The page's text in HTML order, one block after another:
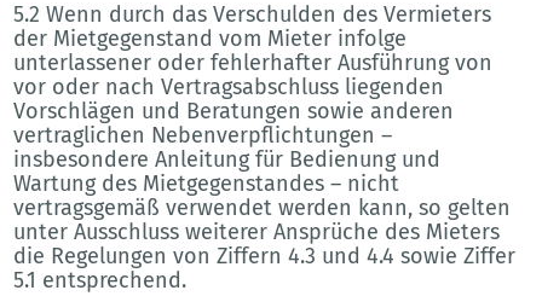
5.2 Wenn durch das Verschulden des Vermieters
der Mietgegenstand vom Mieter infolge
unterlassener oder fehlerhafter Ausführung von
vor oder nach Vertragsabschluss liegenden
Vorschlägen und Beratungen sowie anderen
vertraglichen Nebenverpflichtungen –
insbesondere Anleitung für Bedienung und
Wartung des Mietgegenstandes – nicht
vertragsgemäß verwendet werden kann, so gelten
unter Ausschluss weiterer Ansprüche des Mieters
die Regelungen von Ziffern 4.3 und 4.4 sowie Ziffer
5.1 entsprechend.